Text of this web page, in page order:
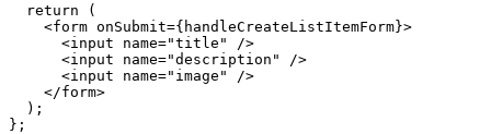
  return (
    <form onSubmit={handleCreateListItemForm}>
      <input name="title" />
      <input name="description" />
      <input name="image" />
    </form>
  );
};